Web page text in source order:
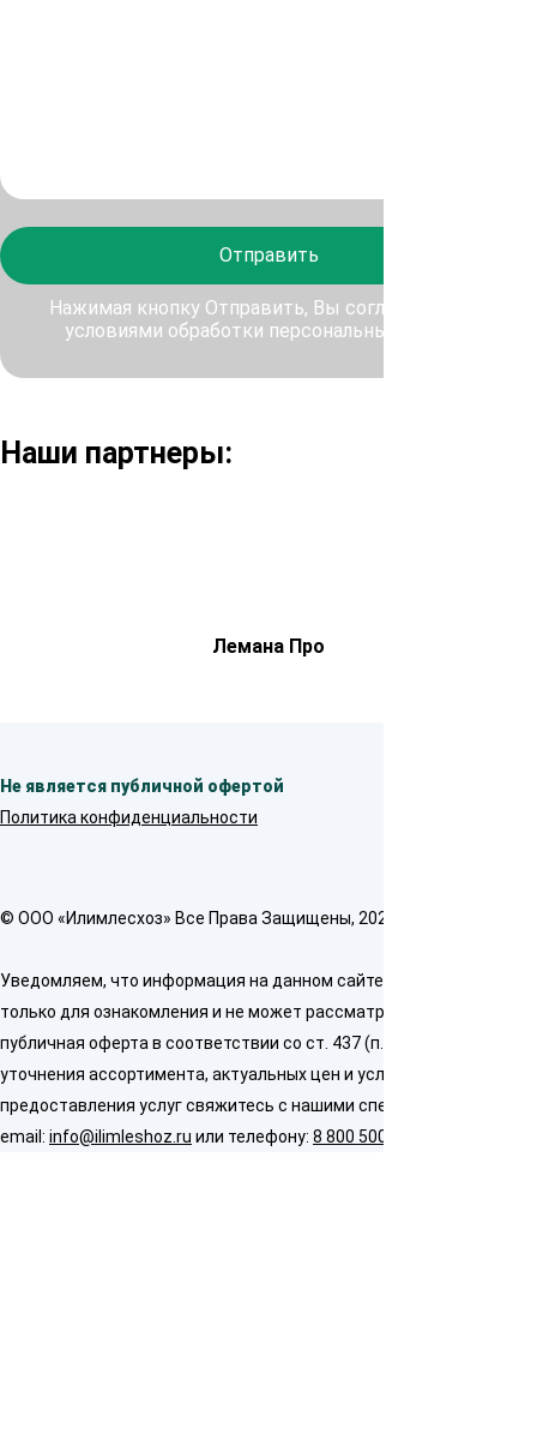
Отправить
Нажимая кнопку Отправить, Вы соглашаетесь с
условиями обработки персональных данных
Наши партнеры:
Лемана Про
Не является публичной офертой
Политика конфиденциальности
© OOO «Илимлесхоз» Все Права Защищены, 2026
Уведомляем, что информация на данном сайте предназначена
только для ознакомления и не может рассматриваться как
публичная оферта в соответствии со ст. 437 (п. 2) ГК РФ. Для
уточнения ассортимента, актуальных цен и условий
предоставления услуг свяжитесь с нашими специалистами по
email: info@ilimleshoz.ru или телефону: 8 800 500 5437